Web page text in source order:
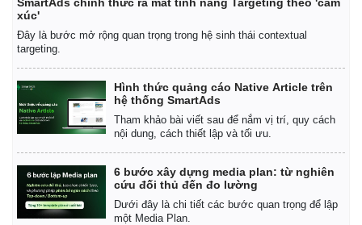
xúc'
Đây là bước mở rộng quan trọng trong hệ sinh thái contextual
targeting.
Hình thức quảng cáo Native Article trên
hệ thống SmartAds
Tham khảo bài viết sau để nắm vị trí, quy cách
nội dung, cách thiết lập và tối ưu.
6 bước xây dựng media plan: từ nghiên
cứu đối thủ đến đo lường
Dưới đây là chi tiết các bước quan trọng để lập
một Media Plan.